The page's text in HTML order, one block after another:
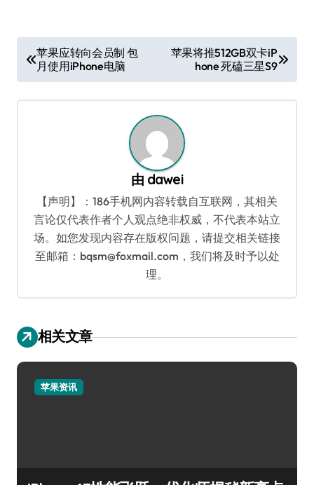
章
导
苹果应转向会员制 包
月使用iPhone电脑
苹果将推512GB双卡iP
hone 死磕三星S9
由 dawei
【声明】：186手机网内容转载自互联网，其相关
言论仅代表作者个人观点绝非权威，不代表本站立
场。如您发现内容存在版权问题，请提交相关链接
至邮箱：bqsm@foxmail.com，我们将及时予以处
理。
相关文章
苹果资讯